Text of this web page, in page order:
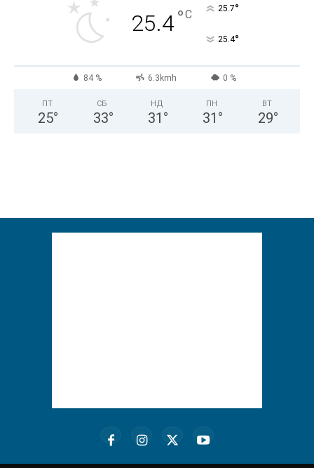
25.4°C 25.7°
25.4°
84 % 6.3kmh 0 %
ПТ
25°
СБ
33°
НД
31 °
ПН
31 °
ВТ
29°